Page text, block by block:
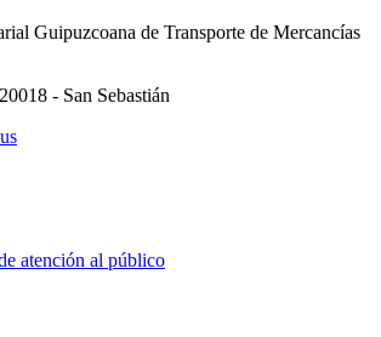
Guipuzcoana de Transporte de Mercancías
- San Sebastián
atención al público